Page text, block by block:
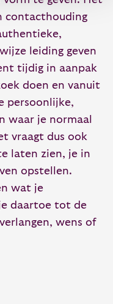
contacthouding
leiding geven
tijdig in aanpak
doen en vanuit
persoonlijke,
waar je normaal
vraagt dus ook
laten zien, je in
opstellen.
wat je
daartoe tot de
wens of